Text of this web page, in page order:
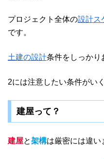
プロジェクト全体の設計ス
です。
土建の設計条件をしっかり
2には注意したい条件がい
建屋って？
建屋と架構は厳密には違い